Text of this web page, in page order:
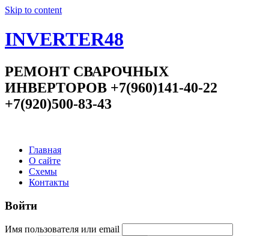
Skip to content
INVERTER48
РЕМОНТ СВАРОЧНЫХ
ИНВЕРТОРОВ +7(960)141-40-22
+7(920)500-83-43
Главная
О сайте
Схемы
Контакты
Войти
Имя пользователя или email